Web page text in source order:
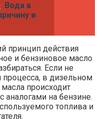
Вода в
и
принцип действия
и бензиновое масло
Если не
процесса, в дизельном
происходит
аналогами на бензине.
топлива и